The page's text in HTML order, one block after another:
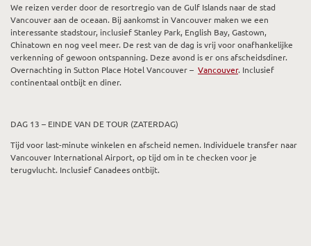
We reizen verder door de resortregio van de Gulf Islands naar de stad
Vancouver aan de oceaan. Bij aankomst in Vancouver maken we een
interessante stadstour, inclusief Stanley Park, English Bay, Gastown,
Chinatown en nog veel meer. De rest van de dag is vrij voor onafhankelijke
verkenning of gewoon ontspanning. Deze avond is er ons afscheidsdiner.
Overnachting in Sutton Place Hotel Vancouver – Vancouver. Inclusief
continentaal ontbijt en diner.
DAG 13 – EINDE VAN DE TOUR (ZATERDAG)
Tijd voor last-minute winkelen en afscheid nemen. Individuele transfer naar
Vancouver International Airport, op tijd om in te checken voor je
terugvlucht. Inclusief Canadees ontbijt.